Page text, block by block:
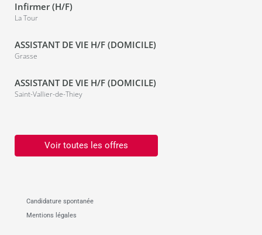
Infirmer (H/F)
La Tour
ASSISTANT DE VIE H/F (DOMICILE)
Grasse
ASSISTANT DE VIE H/F (DOMICILE)
Saint-Vallier-de-Thiey
Voir toutes les offres
Candidature spontanée
Mentions légales